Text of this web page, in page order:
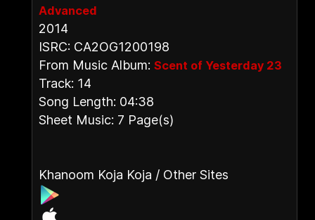
Advanced
2014
ISRC: CA2OG1200198
From Music Album: Scent of Yesterday 23
Track: 14
Song Length: 04:38
Sheet Music: 7 Page(s)
Khanoom Koja Koja / Other Sites